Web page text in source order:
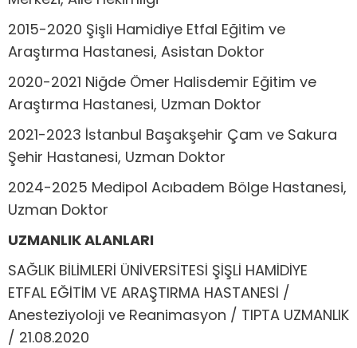
2015-2020 Şişli Hamidiye Etfal Eğitim ve
Araştırma Hastanesi, Asistan Doktor
2020-2021 Niğde Ömer Halisdemir Eğitim ve
Araştırma Hastanesi, Uzman Doktor
2021-2023 İstanbul Başakşehir Çam ve Sakura
Şehir Hastanesi, Uzman Doktor
2024-2025 Medipol Acıbadem Bölge Hastanesi,
Uzman Doktor
UZMANLIK ALANLARI
SAĞLIK BİLİMLERİ ÜNİVERSİTESİ ŞİŞLİ HAMİDİYE
ETFAL EĞİTİM VE ARAŞTIRMA HASTANESİ /
Anesteziyoloji ve Reanimasyon / TIPTA UZMANLIK
/ 21.08.2020